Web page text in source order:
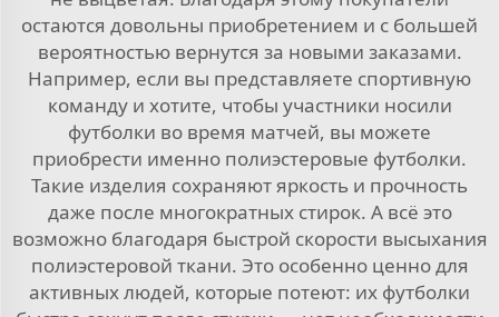
остаются довольны приобретением и с большей
вероятностью вернутся за новыми заказами.
Например, если вы представляете спортивную
команду и хотите, чтобы участники носили
футболки во время матчей, вы можете
приобрести именно полиэстеровые футболки.
Такие изделия сохраняют яркость и прочность
даже после многократных стирок. А всё это
возможно благодаря быстрой скорости высыхания
полиэстеровой ткани. Это особенно ценно для
активных людей, которые потеют: их футболки